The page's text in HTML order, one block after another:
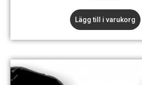
Lägg till i varukorg